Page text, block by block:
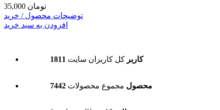
35,000 تومان
توضیحات محصول / خرید
افزودن به سبد خرید
1811 کاربر کل کاربران سایت
7442 محصول مجموع محصولات